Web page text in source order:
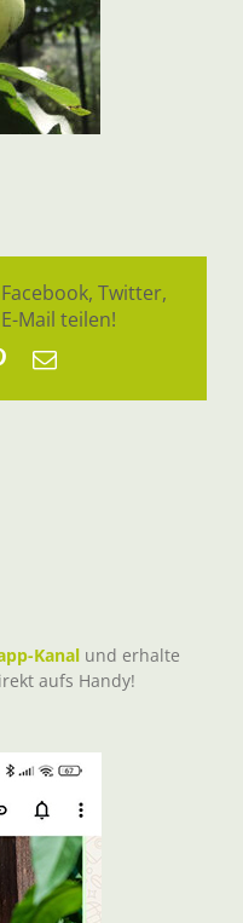
Twitter,
Mail teilen!
Pinterest
E-
Kanal und erhalte
aufs Handy!